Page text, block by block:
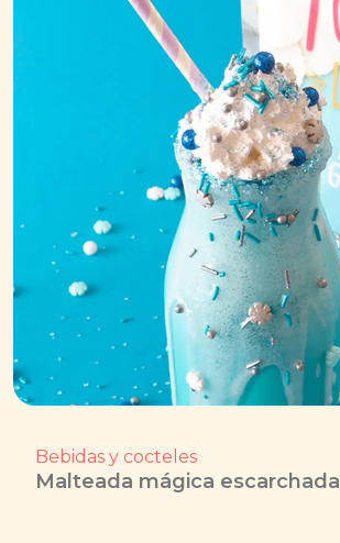
Bebidas y cocteles
Malteada mágica escarchada